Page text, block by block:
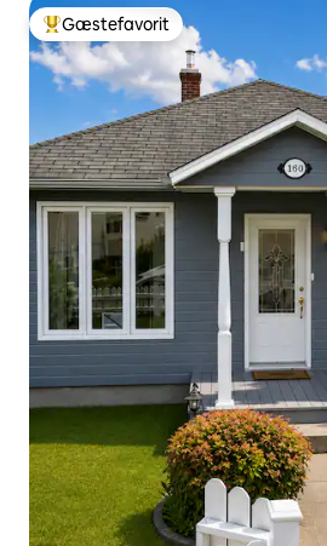
Bedste gæstefavorit
Gæstefavorit